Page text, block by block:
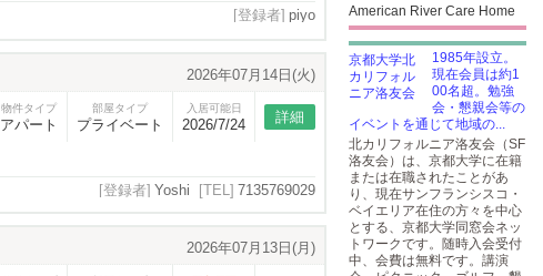
[登録者] piyo
2026年07月14日(火)
物件タイプ
アパート
部屋タイプ
プライベート
入居可能日
2026/7/24 詳細
[登録者] Yoshi [TEL] 7135769029
2026年07月13日(月)
American River Care Home
1985年設立。
現在会員は約1
00名超。勉強
会・懇親会等の
イベントを通じて地域の...
北カリフォルニア洛友会（SF
洛友会）は、京都大学に在籍
または在職されたことがあ
り、現在サンフランシスコ・
ベイエリア在住の方々を中心
とする、京都大学同窓会ネッ
トワークです。随時入会受付
中、会費は無料です。講演